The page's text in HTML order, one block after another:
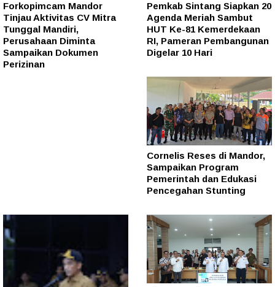
Forkopimcam Mandor
Tinjau Aktivitas CV Mitra
Tunggal Mandiri,
Perusahaan Diminta
Sampaikan Dokumen
Perizinan
Pemkab Sintang Siapkan 20
Agenda Meriah Sambut
HUT Ke-81 Kemerdekaan
RI, Pameran Pembangunan
Digelar 10 Hari
Cornelis Reses di Mandor,
Sampaikan Program
Pemerintah dan Edukasi
Pencegahan Stunting